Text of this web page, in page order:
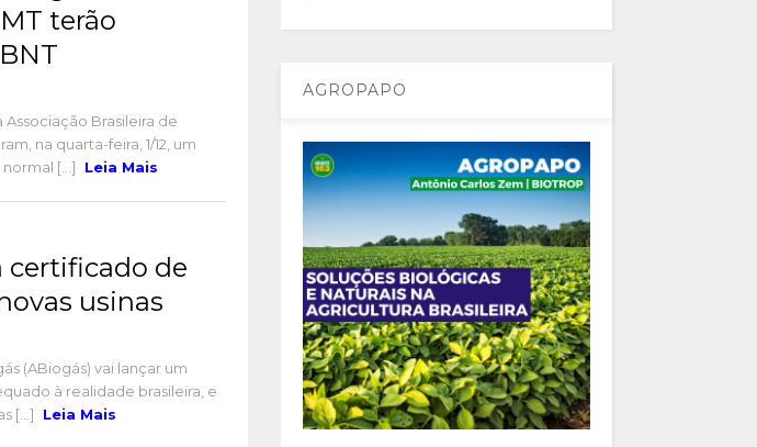
terão
Brasileira de
na quarta-feira, 1/12, um
[...]
Leia Mais
certificado de
usinas
(ABiogás) vai lançar um
à realidade brasileira, e
[...]
Leia Mais
AGROPAPO